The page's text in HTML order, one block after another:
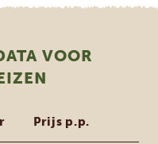
VOOR
Prijs p.p.